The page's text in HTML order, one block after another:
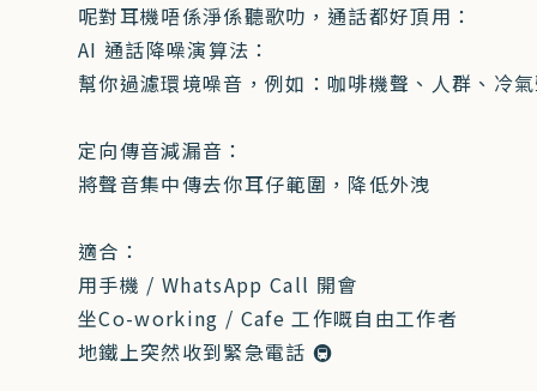
呢對耳機唔係淨係聽歌叻，通話都好頂用：
AI 通話降噪演算法：
幫你過濾環境噪音，例如：咖啡機聲、人群、冷
定向傳音減漏音：
將聲音集中傳去你耳仔範圍，降低外洩
適合：
用手機 / WhatsApp Call 開會
坐Co-working / Cafe 工作嘅自由工作者
地鐵上突然收到緊急電話 🚇